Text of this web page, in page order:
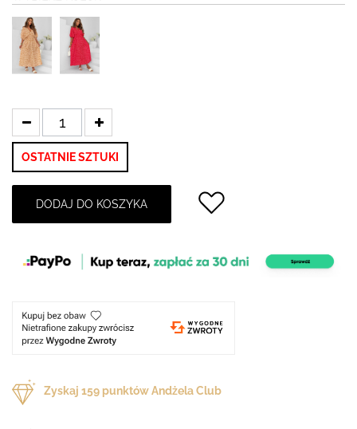
OSTATNIE SZTUKI
DODAJ DO KOSZYKA
Zyskaj 159 punktów Andżela Club